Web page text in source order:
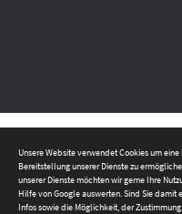
© 2026 Tischlermeister Nordbeck
Datenschutzerklärung|
Unsere Website verwendet Cookies um
Bereitstellung unserer Dienste zu
unserer Dienste möchten wir gerne Ihre
Hilfe von Google auswerten. Sind Sie damit
Infos sowie die Möglichkeit, der